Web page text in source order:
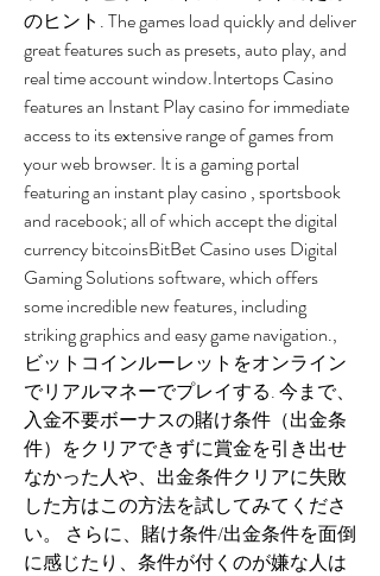
のヒント. The games load quickly and deliver
great features such as presets, auto play, and
real time account window.Intertops Casino
features an Instant Play casino for immediate
access to its extensive range of games from
your web browser. It is a gaming portal
featuring an instant play casino , sportsbook
and racebook; all of which accept the digital
currency bitcoinsBitBet Casino uses Digital
Gaming Solutions software, which offers
some incredible new features, including
striking graphics and easy game navigation.,
ビットコインルーレットをオンライン
でリアルマネーでプレイする. 今まで、
入金不要ボーナスの賭け条件（出金条
件）をクリアできずに賞金を引き出せ
なかった人や、出金条件クリアに失敗
した方はこの方法を試してみてくださ
い。 さらに、賭け条件/出金条件を面倒
に感じたり、条件が付くのが嫌な人は